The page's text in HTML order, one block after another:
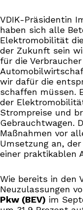
VDIK-Präsidentin
haben sich alle
Elektromobilität
der Zukunft sein
für die
wir dafür die
schaffen müssen.
der
Strompreise und
Gebrauchtwagen.
Maßnahmen vor
Umsetzung an,
einer praktikablen
Wie bereits in den
Neuzulassungen
Pkw (BEV) im